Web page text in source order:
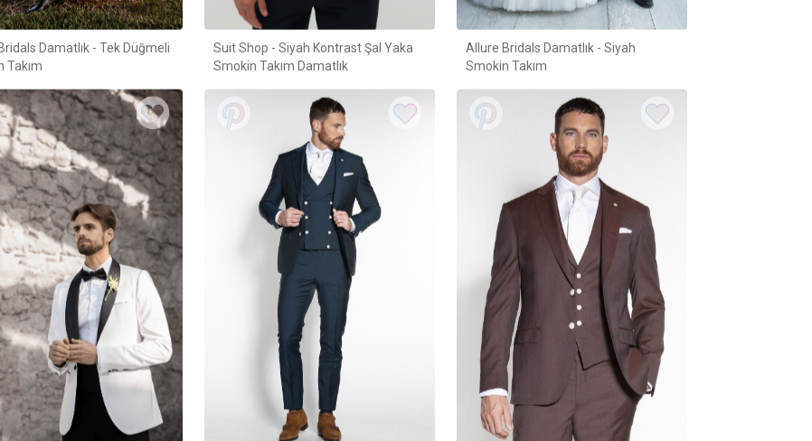
Damatlık - Tek Düğmeli
Takım
Suit Shop - Siyah Kontrast Şal Yaka
Smokin Takım Damatlık
Allure Bridals Damatlık - Siyah
Smokin Takım